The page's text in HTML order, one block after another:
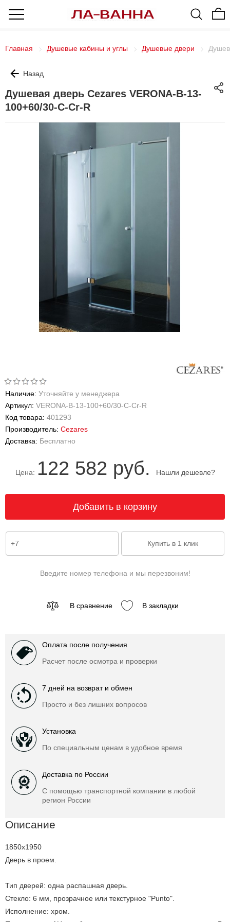
Главная Душевые кабины и углы Душевые двери
Назад
Душевая дверь Cezares VERONA-B-13-
100+60/30-C-Cr-R
Наличие: Уточняйте у менеджера
Артикул: VERONA-B-13-100+60/30-C-Cr-R
Код товара: 401293
Производитель: Cezares
Доставка: Бесплатно
Цена: 122 582 руб. Нашли дешевле?
Введите номер телефона и мы перезвоним!
В сравнение В закладки
Оплата после получения
Расчет после осмотра и проверки
7 дней на возврат и обмен
Просто и без лишних вопросов
Установка
По специальным ценам в удобное время
Доставка по России
С помощью транспортной компании в любой
регион России
Описание
1850x1950
Дверь в проем.
Тип дверей: одна распашная дверь.
Стекло: 6 мм, прозрачное или текстурное "Punto".
Исполнение: хром.